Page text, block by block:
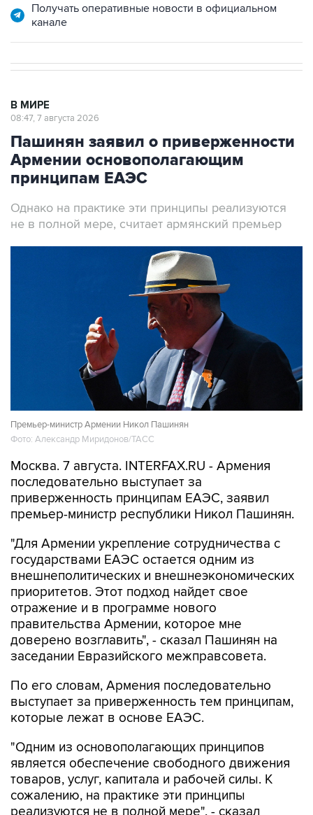
Получать оперативные новости в официальном
канале
В МИРЕ
08:47, 7 августа 2026
Пашинян заявил о приверженности
Армении основополагающим
принципам ЕАЭС
Однако на практике эти принципы реализуются
не в полной мере, считает армянский премьер
Премьер-министр Армении Никол Пашинян
Фото: Александр Миридонов/ТАСС
Москва. 7 августа. INTERFAX.RU - Армения
последовательно выступает за
приверженность принципам ЕАЭС, заявил
премьер-министр республики Никол Пашинян.
"Для Армении укрепление сотрудничества с
государствами ЕАЭС остается одним из
внешнеполитических и внешнеэкономических
приоритетов. Этот подход найдет свое
отражение и в программе нового
правительства Армении, которое мне
доверено возглавить", - сказал Пашинян на
заседании Евразийского межправсовета.
По его словам, Армения последовательно
выступает за приверженность тем принципам,
которые лежат в основе ЕАЭС.
"Одним из основополагающих принципов
является обеспечение свободного движения
товаров, услуг, капитала и рабочей силы. К
сожалению, на практике эти принципы
реализуются не в полной мере", - сказал